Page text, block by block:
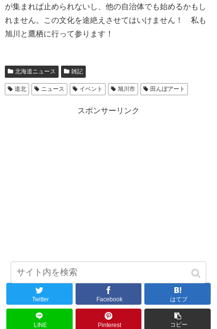
が集まれば止められないし、他の自治体でも始めるかもし
れません。この文化を途絶えさせてはいけません！ 私も
旭川と鷹栖に行って参ります！
北海道ニュース 雑記
道北 ニュース イベント 旭川市 田んぼアート
スポンサーリンク
Twitter Facebook はてブ
LINE Pinterest コピー